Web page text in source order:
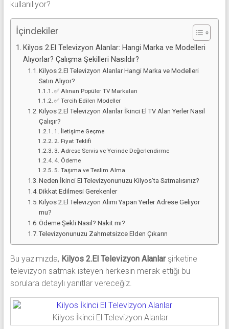
kullanılıyor?
İçindekiler
Kilyos 2.El Televizyon Alanlar: Hangi Marka ve Modelleri
Alıyorlar? Çalışma Şekilleri Nasıldır?
Kilyos 2.El Televizyon Alanlar Hangi Marka ve Modelleri
Satın Alıyor?
✅ Alınan Popüler TV Markaları
✅ Tercih Edilen Modeller
Kilyos 2.El Televizyon Alanlar İkinci El TV Alan Yerler Nasıl
Çalışır?
1. İletişime Geçme
2. Fiyat Teklifi
3. Adrese Servis ve Yerinde Değerlendirme
4. Ödeme
5. Taşıma ve Teslim Alma
Neden İkinci El Televizyonunuzu Kilyos’ta Satmalısınız?
Dikkat Edilmesi Gerekenler
Kilyos 2.El Televizyon Alımı Yapan Yerler Adrese Geliyor
mu?
Ödeme Şekli Nasıl? Nakit mi?
Televizyonunuzu Zahmetsizce Elden Çıkarın
Bu yazımızda, Kilyos 2.El Televizyon Alanlarşirketine
televizyon satmak isteyen herkesin merak ettiği bu
sorulara detaylı yanıtlar vereceğiz.
Kilyos İkinci El Televizyon Alanlar